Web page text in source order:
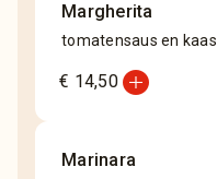
Margherita
tomatensaus en kaas
€ 14,50add_circle
Marinara